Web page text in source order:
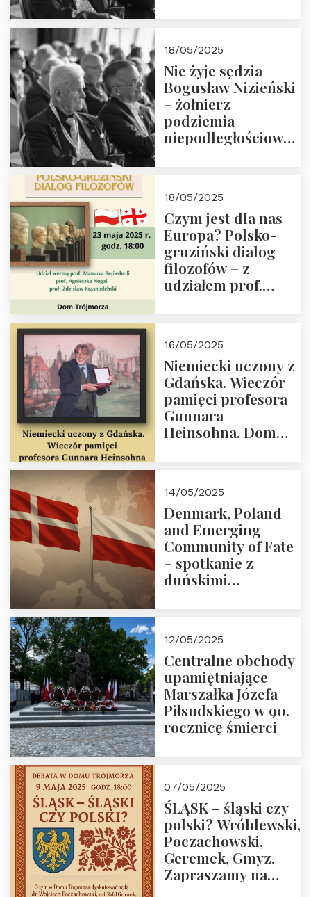
18/05/2025
Nie żyje sędzia
Bogusław Nizieński
– żołnierz
podziemia
niepodległościowego
społeczny, członek
Kapituły Nagrody
im. Prezydenta
Lecha
Kaczyńskiego.
Wielki autorytet.
18/05/2025
Czym jest dla nas
Europa? Polsko-
gruziński dialog
filozofów – z
udziałem prof.
Dom Trójmorza 23
maja 2025 r. godz.
18:00.
16/05/2025
Niemiecki uczony z
Gdańska. Wieczór
pamięci profesora
Gunnara
Heinsohna. Dom
14/05/2025
Denmark, Poland
and Emerging
Community of Fate
– spotkanie z
duńskimi
12/05/2025
Centralne obchody
upamiętniające
Marszałka Józefa
Piłsudskiego w 90.
rocznicę śmierci
07/05/2025
ŚLĄSK – śląski czy
polski? Wróblewski,
Poczachowski,
Geremek, Gmyz.
Zapraszamy na